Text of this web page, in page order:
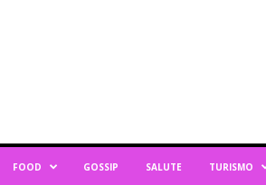
FOOD GOSSIP SALUTE TURISMO